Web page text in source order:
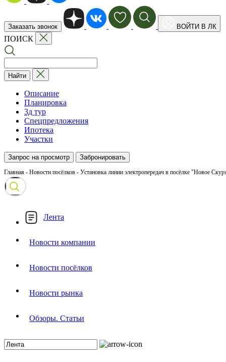
Заказать звонок ВОЙТИ В ЛК
ПОИСК
Найти
Описание
Планировка
3д тур
Спецпредложения
Ипотека
Участки
Запрос на просмотр Забронировать
Главная - Новости посёлков - Установка линии электропередач в посёлке "Новое
Лента
Новости компании
Новости посёлков
Новости рынка
Обзоры. Статьи